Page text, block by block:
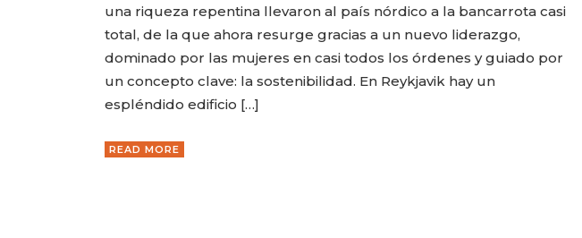
una riqueza repentina llevaron al país nórdico a la bancarrota casi
total, de la que ahora resurge gracias a un nuevo liderazgo,
dominado por las mujeres en casi todos los órdenes y guiado por
un concepto clave: la sostenibilidad. En Reykjavik hay un
espléndido edificio […]
READ MORE